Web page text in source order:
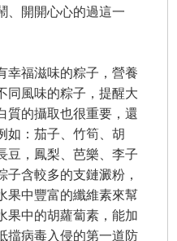
、開開心心的過這一
福滋味的粽子，營養
同風味的粽子，提醒大
質的攝取也很重要，還
如：茄子、竹筍、胡
豆，鳳梨、芭樂、李子
含較多的支鏈澱粉，
果中豐富的纖維素來幫
果中的胡蘿蔔素，能加
擋病毒入侵的第一道防